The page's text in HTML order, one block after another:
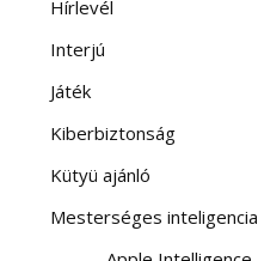
Hírlevél
Interjú
Játék
Kiberbiztonság
Kütyü ajánló
Mesterséges inteligencia